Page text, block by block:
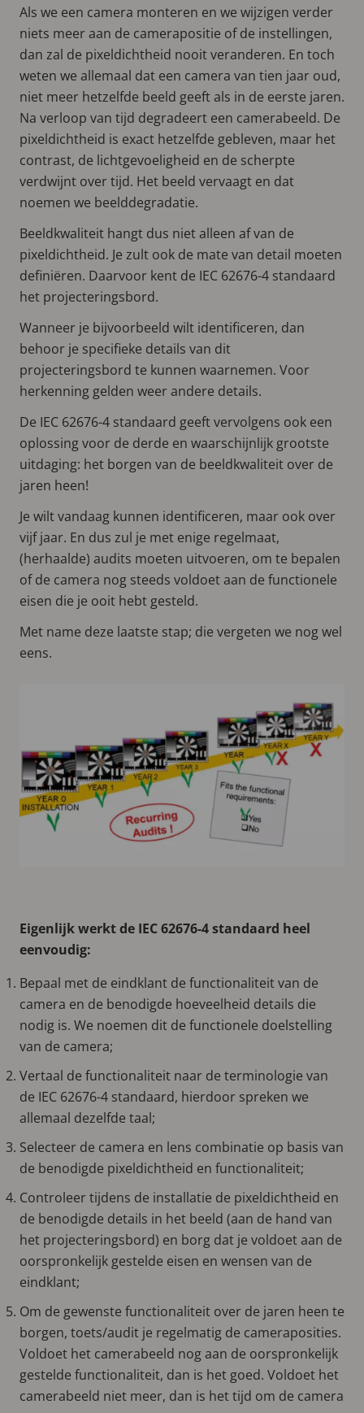
Als we een camera monteren en we wijzigen verder
niets meer aan de camerapositie of de instellingen,
dan zal de pixeldichtheid nooit veranderen. En toch
weten we allemaal dat een camera van tien jaar oud,
niet meer hetzelfde beeld geeft als in de eerste jaren.
Na verloop van tijd degradeert een camerabeeld. De
pixeldichtheid is exact hetzelfde gebleven, maar het
contrast, de lichtgevoeligheid en de scherpte
verdwijnt over tijd. Het beeld vervaagt en dat
noemen we beelddegradatie.
Beeldkwaliteit hangt dus niet alleen af van de
pixeldichtheid. Je zult ook de mate van detail moeten
definiëren. Daarvoor kent de IEC 62676-4 standaard
het projecteringsbord.
Wanneer je bijvoorbeeld wilt identificeren, dan
behoor je specifieke details van dit
projecteringsbord te kunnen waarnemen. Voor
herkenning gelden weer andere details.
De IEC 62676-4 standaard geeft vervolgens ook een
oplossing voor de derde en waarschijnlijk grootste
uitdaging: het borgen van de beeldkwaliteit over de
jaren heen!
Je wilt vandaag kunnen identificeren, maar ook over
vijf jaar. En dus zul je met enige regelmaat,
(herhaalde) audits moeten uitvoeren, om te bepalen
of de camera nog steeds voldoet aan de functionele
eisen die je ooit hebt gesteld.
Met name deze laatste stap; die vergeten we nog wel
eens.
Eigenlijk werkt de IEC 62676-4 standaard heel
eenvoudig:
Bepaal met de eindklant de functionaliteit van de
camera en de benodigde hoeveelheid details die
nodig is. We noemen dit de functionele doelstelling
van de camera;
Vertaal de functionaliteit naar de terminologie van
de IEC 62676-4 standaard, hierdoor spreken we
allemaal dezelfde taal;
Selecteer de camera en lens combinatie op basis van
de benodigde pixeldichtheid en functionaliteit;
Controleer tijdens de installatie de pixeldichtheid en
de benodigde details in het beeld (aan de hand van
het projecteringsbord) en borg dat je voldoet aan de
oorspronkelijk gestelde eisen en wensen van de
eindklant;
Om de gewenste functionaliteit over de jaren heen te
borgen, toets/audit je regelmatig de cameraposities.
Voldoet het camerabeeld nog aan de oorspronkelijk
gestelde functionaliteit, dan is het goed. Voldoet het
camerabeeld niet meer, dan is het tijd om de camera